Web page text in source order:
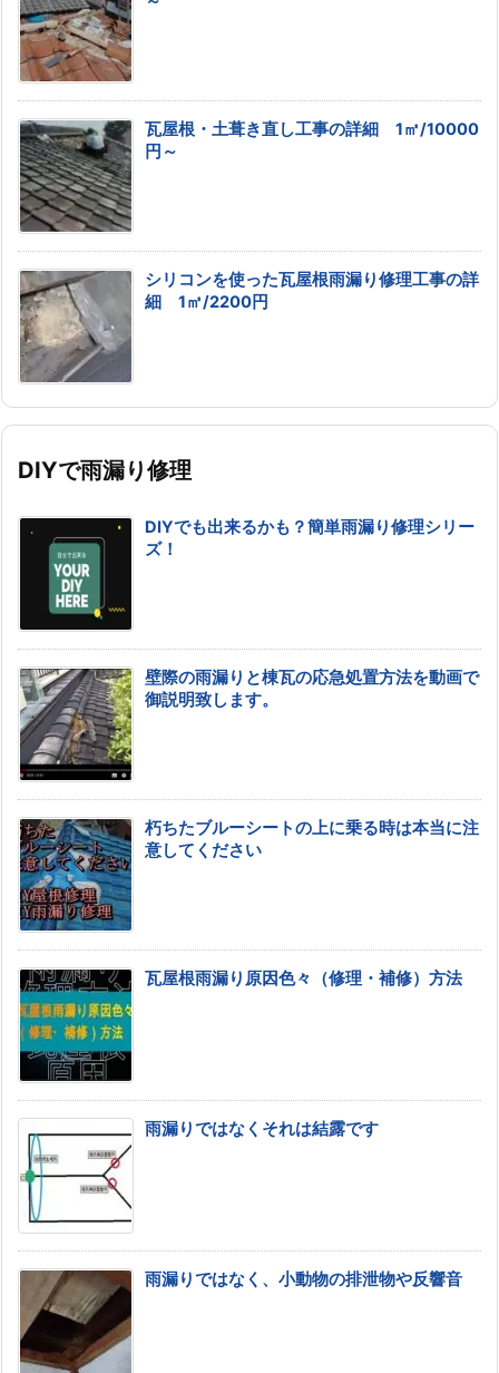
瓦屋根・土葺き直し工事の詳細 1㎡/10000
円～
シリコンを使った瓦屋根雨漏り修理工事の詳
細 1㎡/2200円
DIYで雨漏り修理
DIYでも出来るかも？簡単雨漏り修理シリー
ズ！
壁際の雨漏りと棟瓦の応急処置方法を動画で
御説明致します。
朽ちたブルーシートの上に乗る時は本当に注
意してください
瓦屋根雨漏り原因色々（修理・補修）方法
雨漏りではなくそれは結露です
雨漏りではなく、小動物の排泄物や反響音